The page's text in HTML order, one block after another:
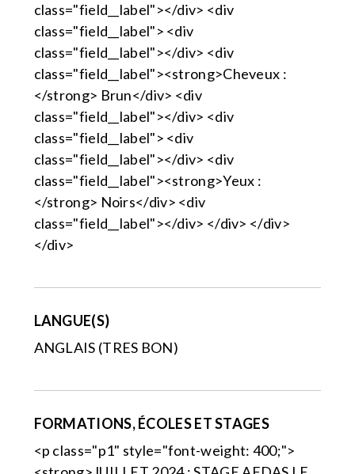
class="field__label"></div> <div
class="field__label"> <div
class="field__label"></div> <div
class="field__label"><strong>Cheveux :
</strong> Brun</div> <div
class="field__label"></div> <div
class="field__label"> <div
class="field__label"></div> <div
class="field__label"><strong>Yeux :
</strong> Noirs</div> <div
class="field__label"></div> </div> </div>
</div>
LANGUE(S)
ANGLAIS (TRES BON)
FORMATIONS, ÉCOLES ET STAGES
<p class="p1" style="font-weight: 400;">